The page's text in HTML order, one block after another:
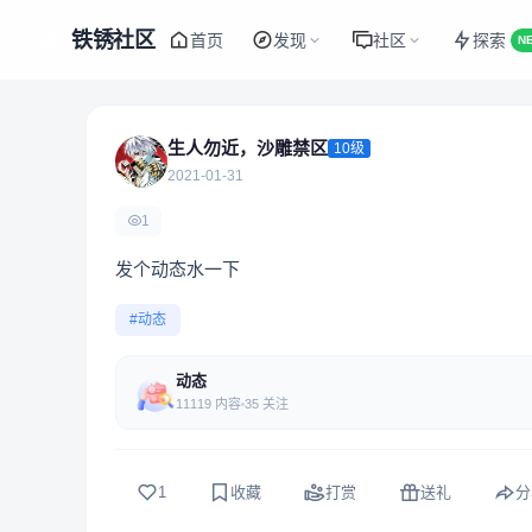
铁锈社区 首页 发现 社区 探索
生人勿近，沙雕禁区 10级
2021-01-31
1
发个动态水一下
#动态
动态
11119 内容 35 关注
1 收藏 打赏 送礼